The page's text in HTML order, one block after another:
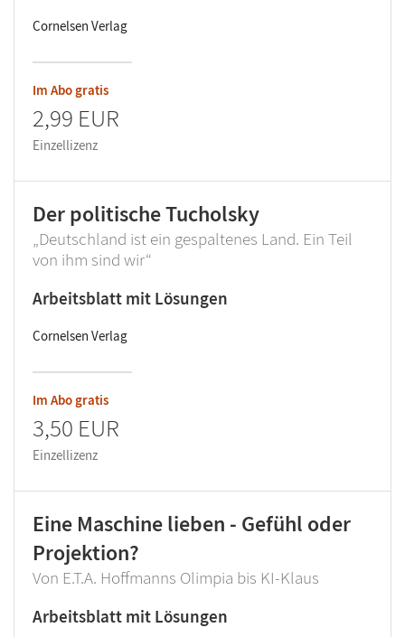
Cornelsen Verlag
Im Abo gratis
2,99 EUR
Einzellizenz
Der politische Tucholsky
„Deutschland ist ein gespaltenes Land. Ein Teil
von ihm sind wir“
Arbeitsblatt mit Lösungen
Cornelsen Verlag
Im Abo gratis
3,50 EUR
Einzellizenz
Eine Maschine lieben - Gefühl oder
Projektion?
Von E.T.A. Hoffmanns Olimpia bis KI-Klaus
Arbeitsblatt mit Lösungen